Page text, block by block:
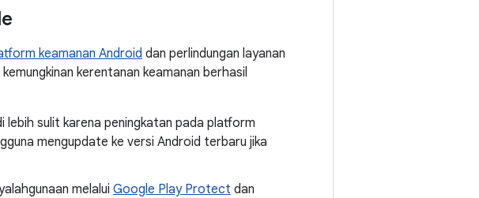
keamanan Android dan perlindungan layanan
kerentanan keamanan berhasil
lebih sulit karena peningkatan pada platform
mengupdate ke versi Android terbaru jika
melalui Google Play Protect dan